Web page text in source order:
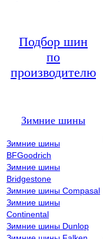
Подбор шин
по
производителю
Зимние шины
Зимние шины
BFGoodrich
Зимние шины
Bridgestone
Зимние шины Compasal
Зимние шины
Continental
Зимние шины Dunlop